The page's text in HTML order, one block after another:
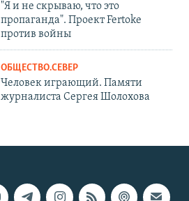
"Я и не скрываю, что это
пропаганда". Проект Fertoke
против войны
ОБЩЕСТВО.СЕВЕР
Человек играющий. Памяти
журналиста Сергея Шолохова